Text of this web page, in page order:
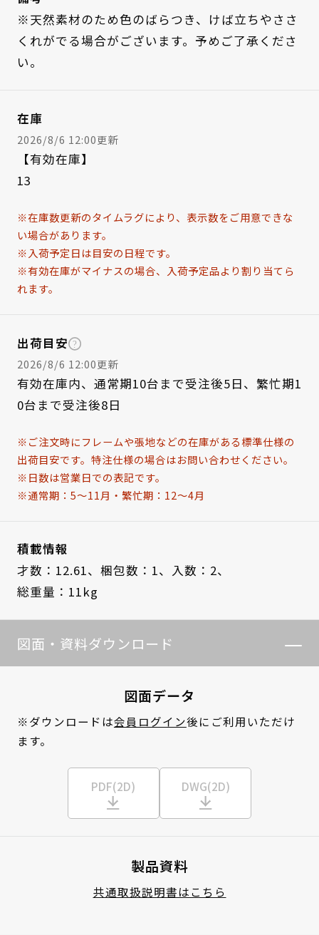
※天然素材のため色のばらつき、けば立ちやささ
くれがでる場合がございます。予めご了承くださ
い。
在庫
2026/8/6 12:00更新
【有効在庫】
13
※在庫数更新のタイムラグにより、表示数をご用意できな
い場合があります。
※入荷予定日は目安の日程です。
※有効在庫がマイナスの場合、入荷予定品より割り当てら
れます。
出荷目安
2026/8/6 12:00更新
有効在庫内、通常期10台まで受注後5日、繁忙期1
0台まで受注後8日
※ご注文時にフレームや張地などの在庫がある標準仕様の
出荷目安です。特注仕様の場合はお問い合わせください。
※日数は営業日での表記です。
※通常期：5～11月・繁忙期：12～4月
積載情報
才数：12.61、 梱包数：1、 入数：2、
総重量：11kg
図面・資料ダウンロード
図面データ
※ダウンロードは会員ログイン後にご利用いただけ
ます。
PDF(2D) DWG(2D)
製品資料
共通取扱説明書はこちら